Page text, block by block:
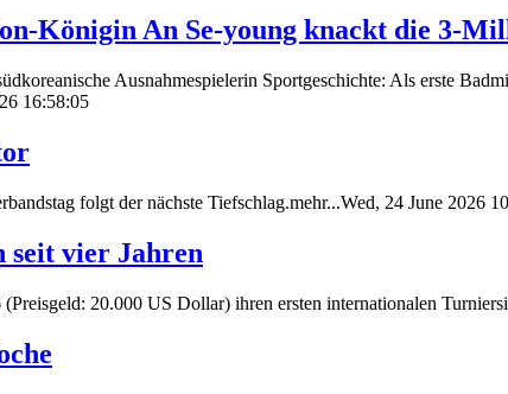
Königin An Se-young knackt die 3-
Ausnahmespielerin Sportgeschichte: Als erste
16:58:05
folgt der nächste Tiefschlag.mehr...Wed, 24 June 2026
seit vier Jahren
20.000 US Dollar) ihren ersten internationalen